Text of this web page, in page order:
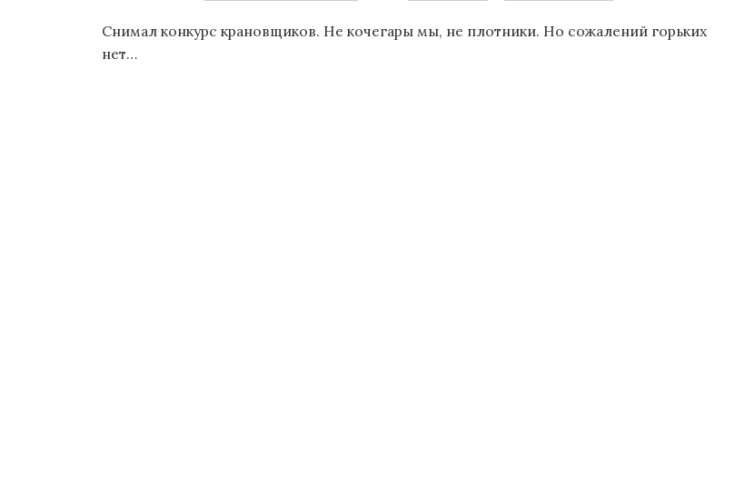
Снимал конкурс крановщиков. Не кочегары мы, не плотники. Но сожалений горьких
нет…